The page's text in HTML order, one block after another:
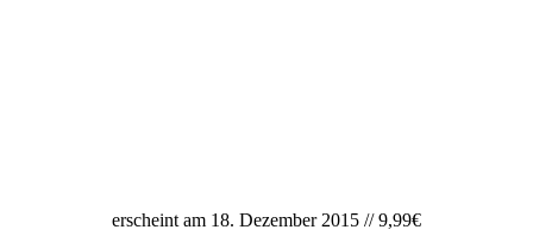
erscheint am 18. Dezember 2015 // 9,99€